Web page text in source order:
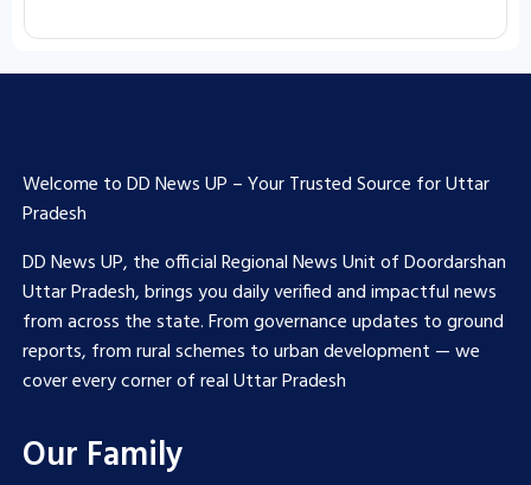
Welcome to DD News UP – Your Trusted Source for Uttar
Pradesh
DD News UP, the official Regional News Unit of Doordarshan
Uttar Pradesh, brings you daily verified and impactful news
from across the state. From governance updates to ground
reports, from rural schemes to urban development — we
cover every corner of real Uttar Pradesh
Our Family